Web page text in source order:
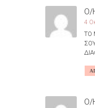
Ο/
4
ΤΟ
Ο/